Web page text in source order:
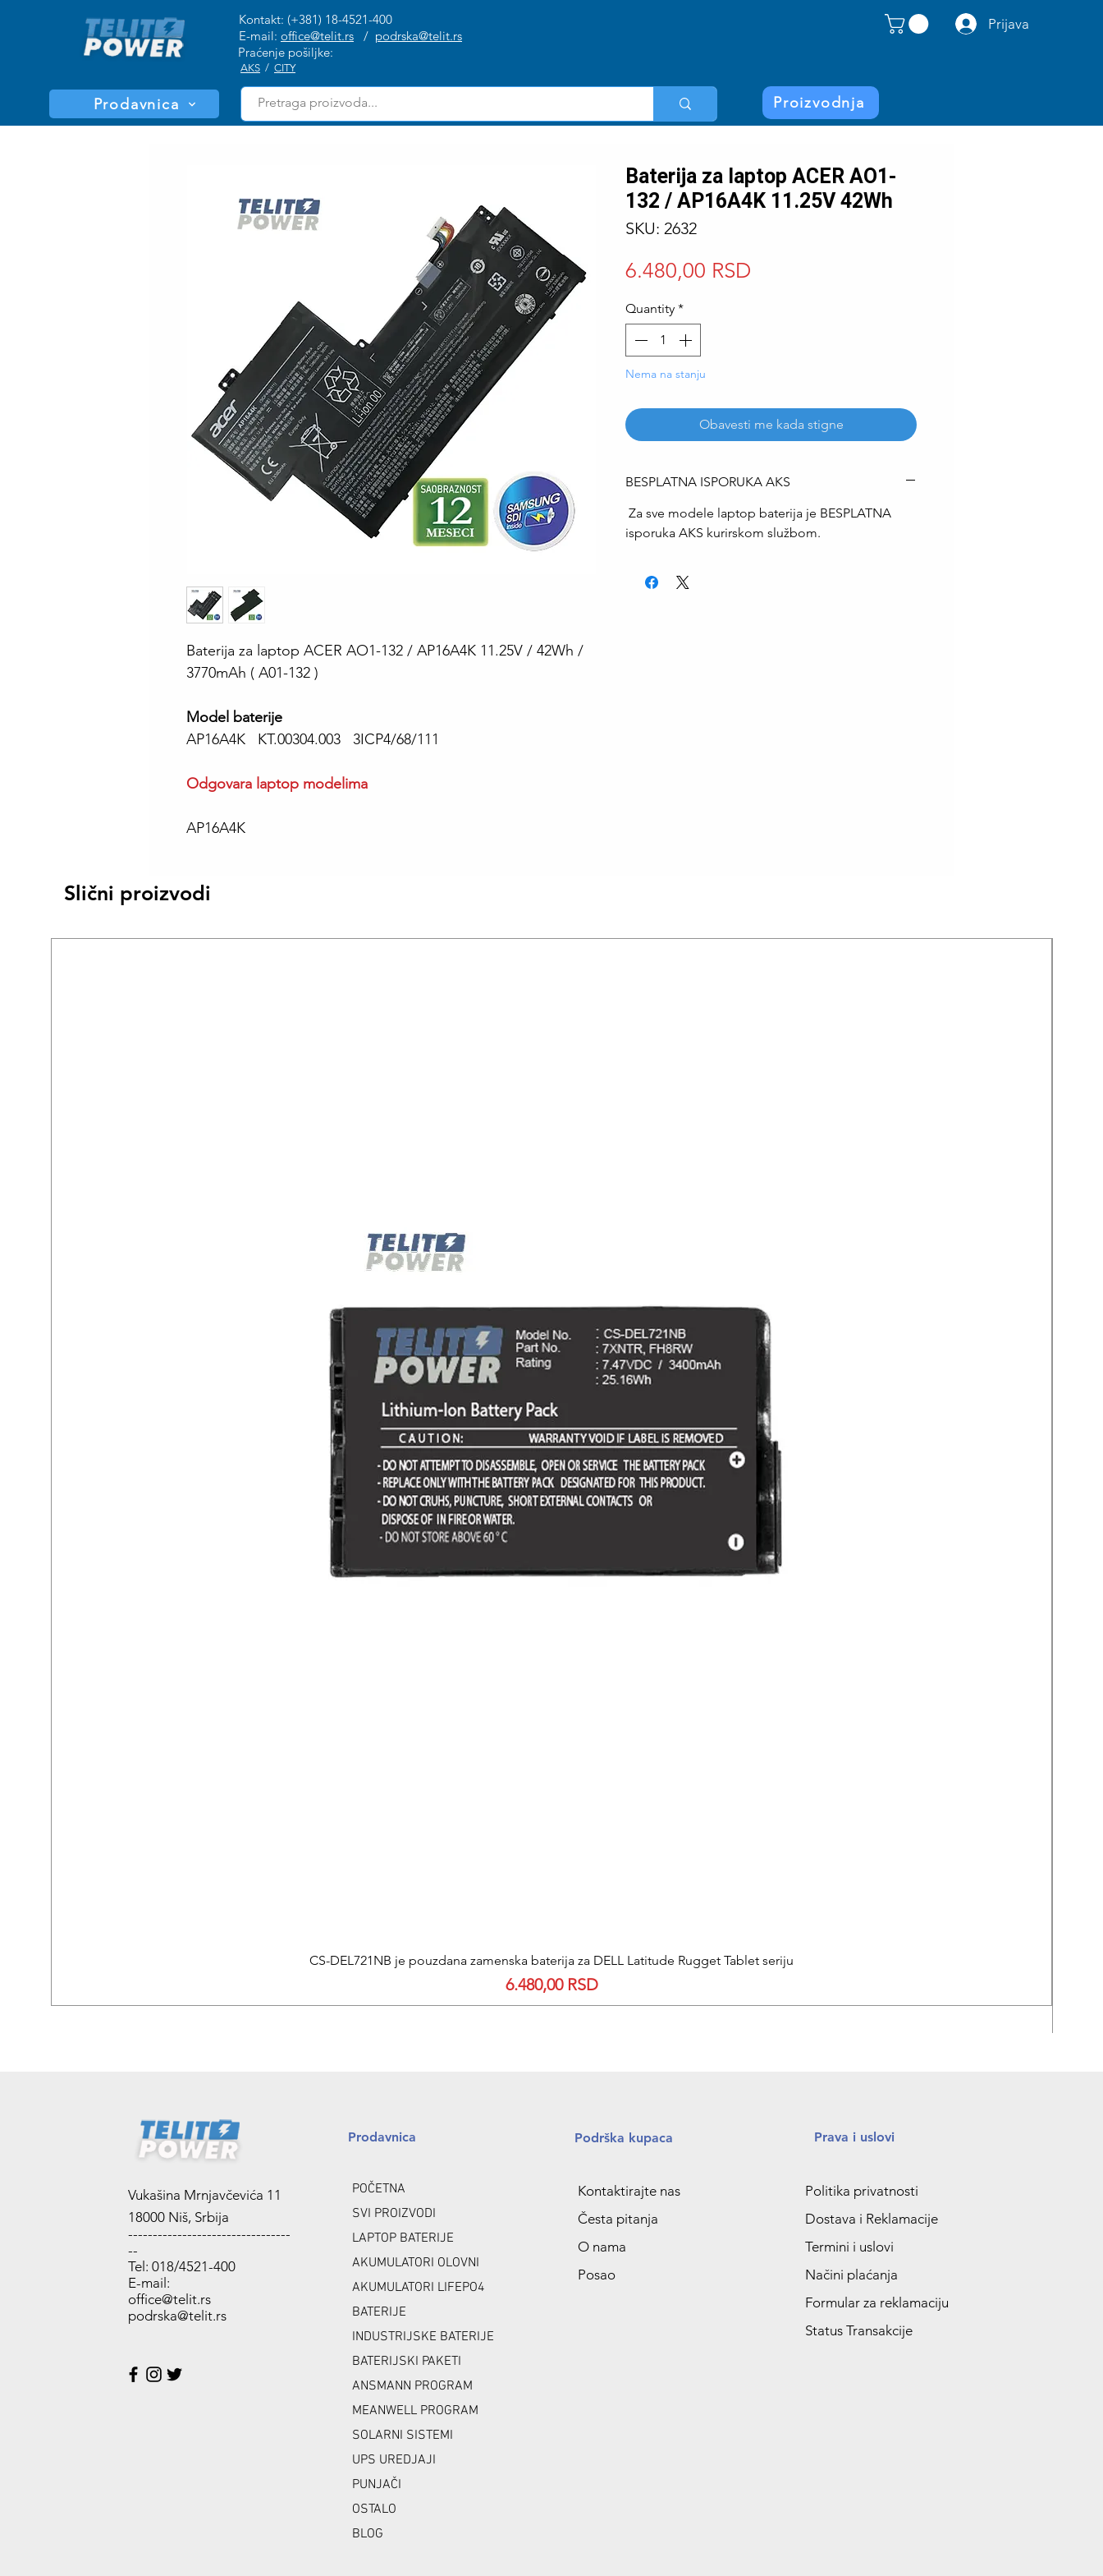
Kontakt: (+381) 18-4521-400
E-mail: office@telit.rs / podrska@telit.rs
Praćenje pošiljke:
AKS / CITY
Prijava
Prodavnica Proizvodnja
Baterija za laptop ACER AO1-132 / AP16A4K 11.25V / 42Wh /
3770mAh ( A01-132 )
Model baterije
AP16A4K KT.00304.003 3ICP4/68/111
Odgovara laptop modelima
AP16A4K
Baterija za laptop ACER AO1-
132 / AP16A4K 11.25V 42Wh
SKU: 2632
6.480,00 RSD
Quantity *
Nema na stanju
Obavesti me kada stigne
BESPLATNA ISPORUKA AKS
Za sve modele laptop baterija je BESPLATNA
isporuka AKS kurirskom službom.
Slični proizvodi
Quick View
CS-DEL721NB je pouzdana zamenska baterija za DELL Latitude Rugget Tablet seriju
Price
6.480,00 RSD
Vukašina Mrnjavčevića 11
18000 Niš, Srbija
---------------------------------
--
Tel: 018/4521-400
E-mail:
office@telit.rs
podrska@telit.rs
Prodavnica
POČETNA
SVI PROIZVODI
LAPTOP BATERIJE
AKUMULATORI OLOVNI
AKUMULATORI LIFEPO4
BATERIJE
INDUSTRIJSKE BATERIJE
BATERIJSKI PAKETI
ANSMANN PROGRAM
MEANWELL PROGRAM
SOLARNI SISTEMI
UPS UREDJAJI
PUNJAČI
OSTALO
BLOG
Podrška kupaca
Kontaktirajte nas
Česta pitanja
O nama
Posao
Prava i uslovi
Politika privatnosti
Dostava i Reklamacije
Termini i uslovi
Načini plaćanja
Formular za reklamaciju
Status Transakcije